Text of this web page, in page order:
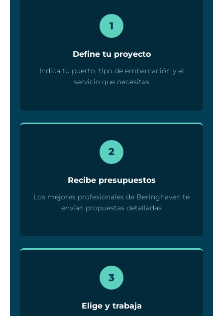
1
Define tu proyecto
Indica tu puerto, tipo de embarcación y el
servicio que necesitas
2
Recibe presupuestos
Los mejores profesionales de Beringhaven te
envían propuestas detalladas
3
Elige y trabaja